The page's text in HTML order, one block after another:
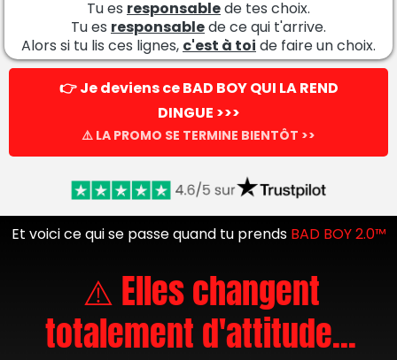
Tu es responsablede tes choix.
Tu es responsablede ce qui t'arrive.
Alors si tu lis ces lignes, c'est à toi de faire un choix.
👉 Je deviens ce BAD BOY QUI LA REND
DINGUE >>>
⚠️ LA PROMO SE TERMINE BIENTÔT >>
Et voici ce qui se passe quand tu prends BAD BOY 2.0™
⚠️ Elles changent
totalement d'attitude...